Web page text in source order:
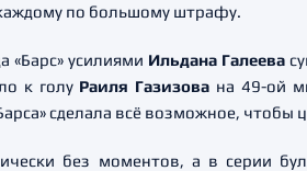
по большому штрафу.
«Барс» усилиями Ильдана Галеева
к голу Раиля Газизова на 49-ой
сделала всё возможное,
без моментов, а в серии